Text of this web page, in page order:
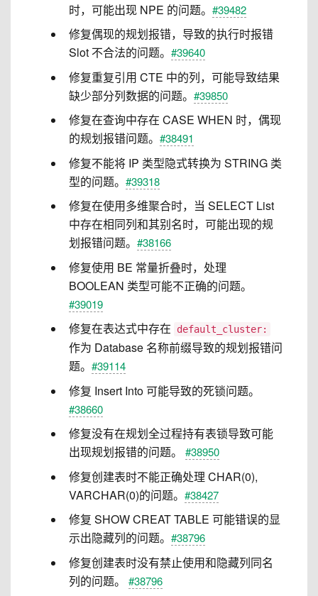
时，可能出现 NPE 的问题。 #39482
修复偶现的规划报错，导致的执行时报错
Slot 不合法的问题。 #39640
修复重复引用 CTE 中的列，可能导致结果
缺少部分列数据的问题。 #39850
修复在查询中存在 CASE WHEN 时，偶现
的规划报错问题。 #38491
修复不能将 IP 类型隐式转换为 STRING 类
型的问题。 #39318
修复在使用多维聚合时，当 SELECT List
中存在相同列和其别名时，可能出现的规
划报错问题。 #38166
修复使用 BE 常量折叠时，处理
BOOLEAN 类型可能不正确的问题。
#39019
修复在表达式中存在 default_cluster:
作为 Database 名称前缀导致的规划报错问
题。 #39114
修复 Insert Into 可能导致的死锁问题。
#38660
修复没有在规划全过程持有表锁导致可能
出现规划报错的问题。 #38950
修复创建表时不能正确处理 CHAR(0),
VARCHAR(0)的问题。 #38427
修复 SHOW CREAT TABLE 可能错误的显
示出隐藏列的问题。 #38796
修复创建表时没有禁止使用和隐藏列同名
列的问题。 #38796